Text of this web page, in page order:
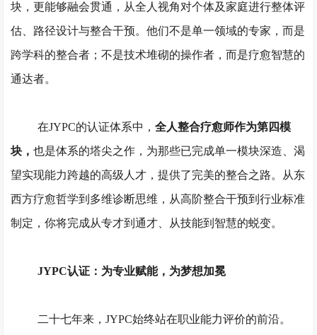
块，更能够融会贯通，从全人视角对个体及家庭进行整体评
估、路径设计与整合干预。他们不是单一领域的专家，而是
跨学科的整合者；不是技术堆砌的操作者，而是疗愈智慧的
通达者。
在JYPC的认证体系中， 全人整合疗愈师作为第四模
块，也是体系的塔尖之作，为那些已完成单一模块深造、渴
望实现能力跨越的高级人才，提供了完美的整合之路。从东
西方疗愈哲学到多维诊断思维，从高阶整合干预到行业标准
制定，你将完成从专才到通才、从技能到智慧的蜕变。
JYPC认证：为专业赋能，为梦想加冕
二十七年来， JYPC始终站在职业能力评价的前沿。